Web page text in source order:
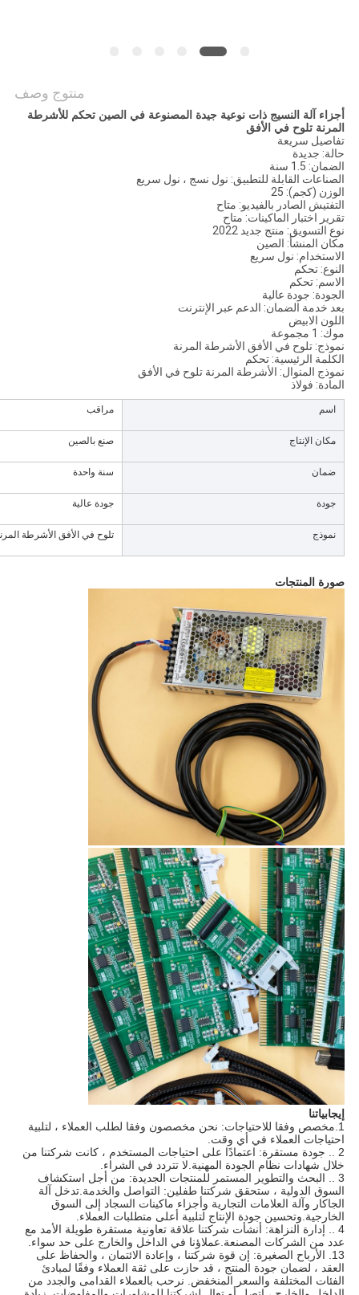
منتوج وصف
أجزاء آلة النسيج ذات نوعية جيدة المصنوعة في الصين تحكم للأشرطة
المرنة تلوح في الأفق
تفاصيل سريعة
حالة: جديدة
الضمان: 1.5 سنة
الصناعات القابلة للتطبيق: نول نسج ، نول سريع
الوزن (كجم): 25
التفتيش الصادر بالفيديو: متاح
تقرير اختبار الماكينات: متاح
نوع التسويق: منتج جديد 2022
مكان المنشأ: الصين
الاستخدام: نول سريع
النوع: تحكم
الاسم: تحكم
الجودة: جودة عالية
بعد خدمة الضمان: الدعم عبر الإنترنت
اللون الابيض
موك: 1 مجموعة
نموذج: تلوح في الأفق الأشرطة المرنة
الكلمة الرئيسية: تحكم
نموذج المنوال: الأشرطة المرنة تلوح في الأفق
المادة: فولاذ
اسم مراقب
مكان الإنتاج صنع بالصين
ضمان سنة واحدة
جودة جودة عالية
نموذج تلوح في الأفق الأشرطة
صورة المنتجات
إيجابياتنا
1.مخصص وفقا للاحتياجات: نحن مخصصون وفقا لطلب العملاء ، لتلبية
احتياجات العملاء في أي وقت.
2 .. جودة مستقرة: اعتمادًا على احتياجات المستخدم ، كانت شركتنا من
خلال شهادات نظام الجودة المهنية.لا تتردد في الشراء.
3 .. البحث والتطوير المستمر للمنتجات الجديدة: من أجل استكشاف
السوق الدولية ، ستحقق شركتنا طفلين: التواصل والخدمة.تدخل آلة
الجاكار وآلة العلامات التجارية وأجزاء ماكينات السجاد إلى السوق
الخارجية.وتحسين جودة الإنتاج لتلبية أعلى متطلبات العملاء.
4 .. إدارة النزاهة: أنشأت شركتنا علاقة تعاونية مستقرة طويلة الأمد مع
عدد من الشركات المصنعة.عملاؤنا في الداخل والخارج على حد سواء.
13. الأرباح الصغيرة: إن قوة شركتنا ، وإعادة الائتمان ، والحفاظ على
العقد ، لضمان جودة المنتج ، قد حازت على ثقة العملاء وفقًا لمبادئ
الفئات المختلفة والسعر المنخفض. نرحب بالعملاء القدامى والجدد من